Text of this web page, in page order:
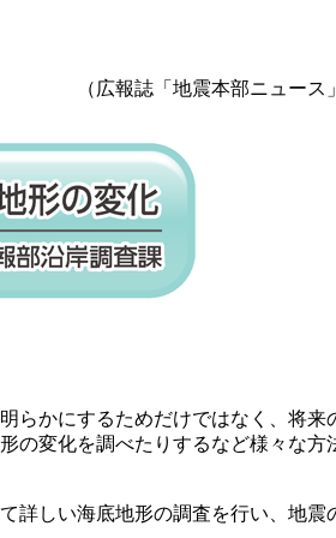
（広報誌「地震本部ニュース
かにするためだけではなく、将来
の変化を調べたりするなど様々な方
しい海底地形の調査を行い、地震